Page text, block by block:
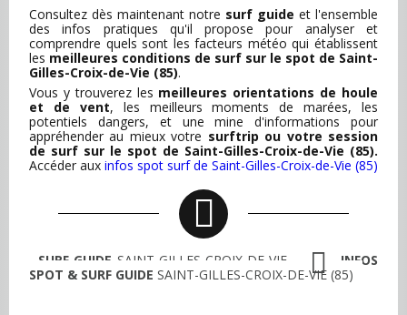
Consultez dès maintenant notre surf guide et l'ensemble
des infos pratiques qu'il propose pour analyser et
comprendre quels sont les facteurs météo qui établissent
les meilleures conditions de surf sur le spot de Saint-
Gilles-Croix-de-Vie (85).
Vous y trouverez les meilleures orientations de houle
et de vent, les meilleurs moments de marées, les
potentiels dangers, et une mine d'informations pour
appréhender au mieux votre surftrip ou votre session
de surf sur le spot de Saint-Gilles-Croix-de-Vie (85).
Accéder aux infos spot surf de Saint-Gilles-Croix-de-Vie (85)
SURF GUIDE SAINT-GILLES-CROIX-DE-VIE
INFOS
SPOT & SURF GUIDE SAINT-GILLES-CROIX-DE-VIE (85)